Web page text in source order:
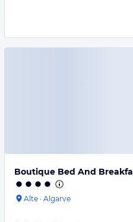
Boutique Bed And
Alte · Algarve